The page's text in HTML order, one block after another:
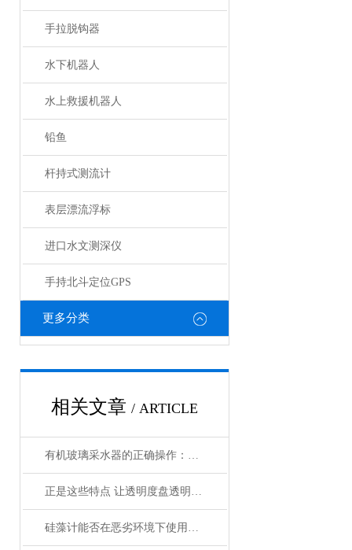
手拉脱钩器
水下机器人
水上救援机器人
铅鱼
杆持式测流计
表层漂流浮标
进口水文测深仪
手持北斗定位GPS
更多分类
相关文章 / ARTICLE
有机玻璃采水器的正确操作：从系绳标记到出水注水全程详解
正是这些特点 让透明度盘透明度计在众多行业得到应用
硅藻计能否在恶劣环境下使用？它具有哪些防护措施？